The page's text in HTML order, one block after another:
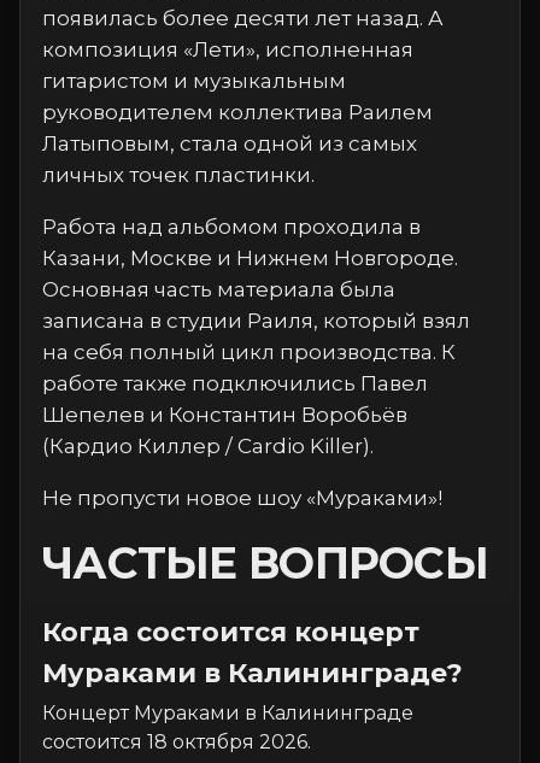
появилась более десяти лет назад. А
композиция «Лети», исполненная
гитаристом и музыкальным
руководителем коллектива Раилем
Латыповым, стала одной из самых
личных точек пластинки.
Работа над альбомом проходила в
Казани, Москве и Нижнем Новгороде.
Основная часть материала была
записана в студии Раиля, который взял
на себя полный цикл производства. К
работе также подключились Павел
Шепелев и Константин Воробьёв
(Кардио Киллер / Cardio Killer).
Не пропусти новое шоу «Мураками»!
ЧАСТЫЕ ВОПРОСЫ
Когда состоится концерт
Мураками в Калининграде?
Концерт Мураками в Калининграде
состоится 18 октября 2026.